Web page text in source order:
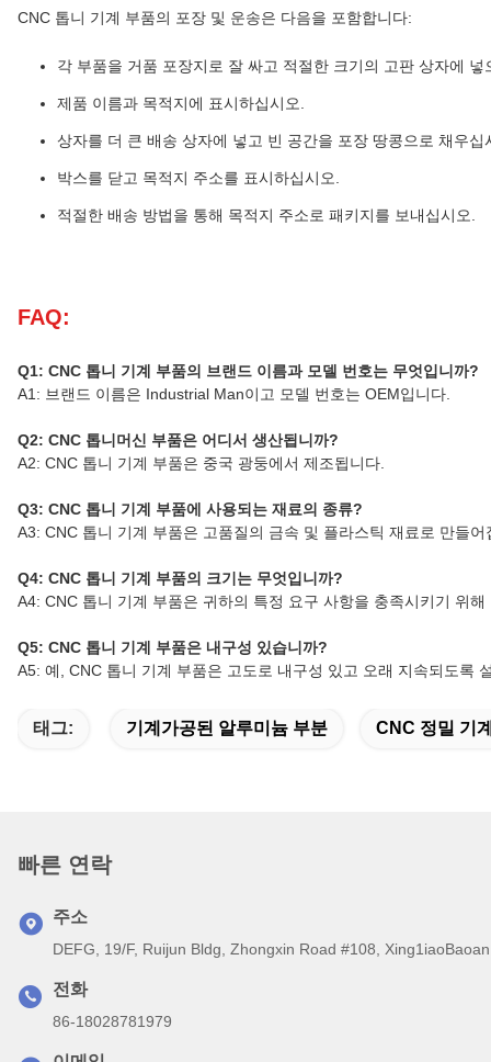
CNC 톱니 기계 부품의 포장 및 운송은 다음을 포함합니다:
각 부품을 거품 포장지로 잘 싸고 적절한 크기의 고판 상자에 넣
제품 이름과 목적지에 표시하십시오.
상자를 더 큰 배송 상자에 넣고 빈 공간을 포장 땅콩으로 채우십
박스를 닫고 목적지 주소를 표시하십시오.
적절한 배송 방법을 통해 목적지 주소로 패키지를 보내십시오.
FAQ:
Q1: CNC 톱니 기계 부품의 브랜드 이름과 모델 번호는 무엇입니까?
A1: 브랜드 이름은 Industrial Man이고 모델 번호는 OEM입니다.
Q2: CNC 톱니머신 부품은 어디서 생산됩니까?
A2: CNC 톱니 기계 부품은 중국 광둥에서 제조됩니다.
Q3: CNC 톱니 기계 부품에 사용되는 재료의 종류?
A3: CNC 톱니 기계 부품은 고품질의 금속 및 플라스틱 재료로 만들어
Q4: CNC 톱니 기계 부품의 크기는 무엇입니까?
A4: CNC 톱니 기계 부품은 귀하의 특정 요구 사항을 충족시키기 위
Q5: CNC 톱니 기계 부품은 내구성 있습니까?
A5: 예, CNC 톱니 기계 부품은 고도로 내구성 있고 오래 지속되도록
태그: 기계가공된 알루미늄 부분 CNC 정밀 기
빠른 연락
주소
DEFG, 19/F, Ruijun Bldg, Zhongxin Road #108,
전화
86-18028781979